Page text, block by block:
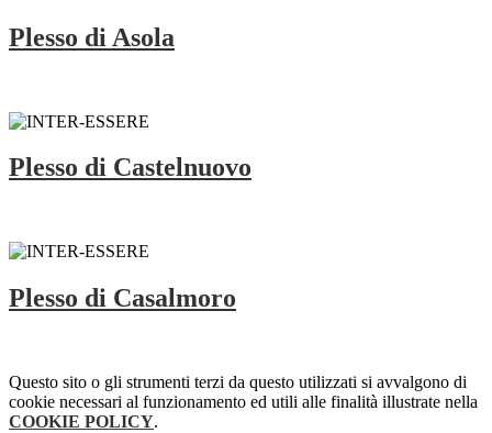
Plesso di Asola
Plesso di Castelnuovo
Plesso di Casalmoro
Questo sito o gli strumenti terzi da questo utilizzati si avvalgono di
cookie necessari al funzionamento ed utili alle finalità illustrate nella
COOKIE POLICY.